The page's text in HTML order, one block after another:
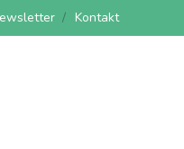
Kontakt